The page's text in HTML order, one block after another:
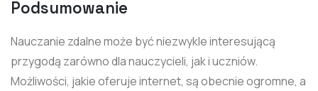
Podsumowanie
Nauczanie zdalne może być niezwykle interesującą
przygodą zarówno dla nauczycieli, jak i uczniów.
Możliwości, jakie oferuje internet, są obecnie ogromne, a